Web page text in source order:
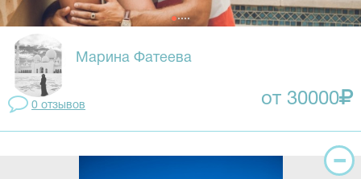
Марина Фатеева
0 отзывов от 30000